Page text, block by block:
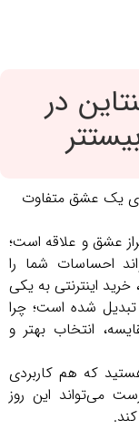
در
یک عشق متفاوت
عشق و علاقه است؛
احساسات شما را
خرید اینترنتی به یکی
شده است؛ چرا
انتخاب بهتر و
که هم کاربردی
می‌تواند این روز